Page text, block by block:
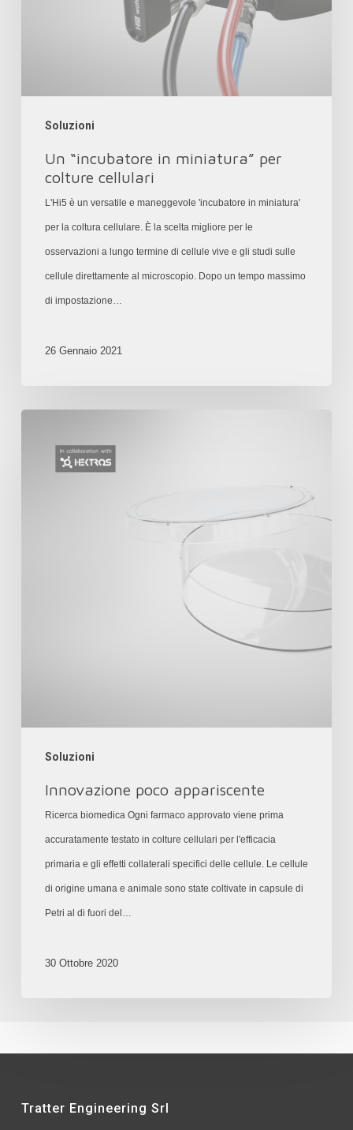
Soluzioni
Un “incubatore in miniatura” per
colture cellulari
L'Hi5 è un versatile e maneggevole 'incubatore in miniatura'
per la coltura cellulare. È la scelta migliore per le
osservazioni a lungo termine di cellule vive e gli studi sulle
cellule direttamente al microscopio. Dopo un tempo massimo
di impostazione…
26 Gennaio 2021
Soluzioni
appariscente
Innovazione poco appariscente
Ricerca biomedica Ogni farmaco approvato viene prima
accuratamente testato in colture cellulari per l'efficacia
primaria e gli effetti collaterali specifici delle cellule. Le cellule
di origine umana e animale sono state coltivate in capsule di
Petri al di fuori del…
30 Ottobre 2020
Tratter Engineering Srl